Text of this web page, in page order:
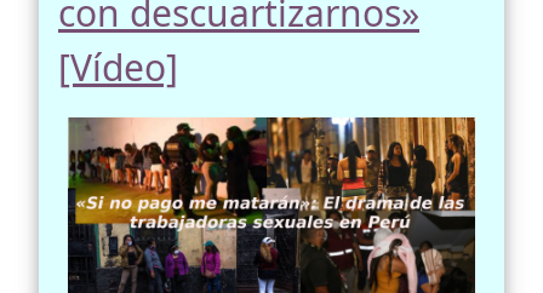
con descuartizarnos»
[Vídeo]